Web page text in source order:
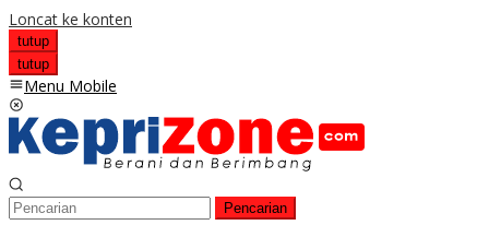
Loncat ke konten
tutup
tutup
Menu Mobile
Pencarian